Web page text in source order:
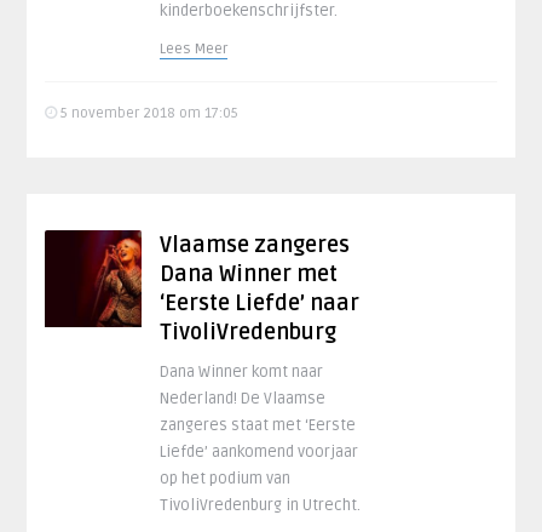
kinderboekenschrijfster.
Lees Meer
5 november 2018 om 17:05
Vlaamse zangeres
Dana Winner met
‘Eerste Liefde’ naar
TivoliVredenburg
Dana Winner komt naar
Nederland! De Vlaamse
zangeres staat met ‘Eerste
Liefde’ aankomend voorjaar
op het podium van
TivoliVredenburg in Utrecht.